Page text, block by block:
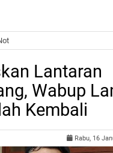
Lantaran
Wabup
Kembali
Rabu, 16